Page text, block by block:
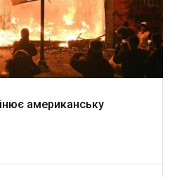
американську